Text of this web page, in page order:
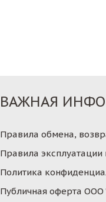
ВАЖНАЯ
Правила обмена,
Правила эксплуатации
Политика
Публичная оферта